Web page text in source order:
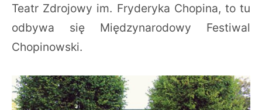
Teatr Zdrojowy im. Fryderyka Chopina, to tu
odbywa się Międzynarodowy Festiwal
Chopinowski.